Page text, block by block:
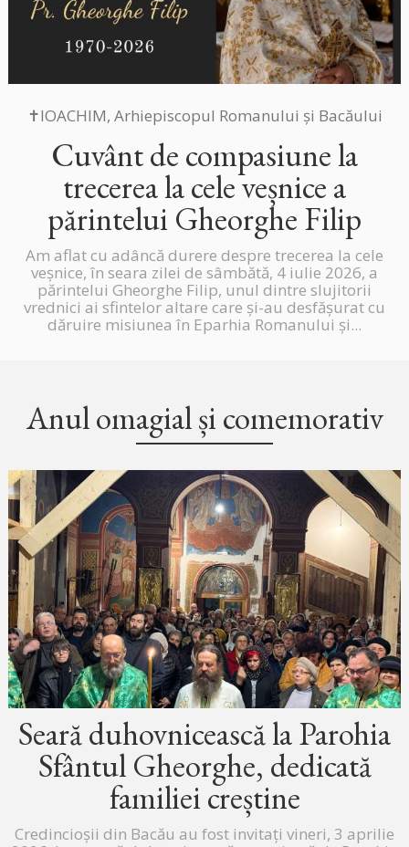
✝IOACHIM, Arhiepiscopul Romanului și Bacăului
Cuvânt de compasiune la
trecerea la cele veșnice a
părintelui Gheorghe Filip
Am aflat cu adâncă durere despre trecerea la cele
veșnice, în seara zilei de sâmbătă, 4 iulie 2026, a
părintelui Gheorghe Filip, unul dintre slujitorii
vrednici ai sfintelor altare care și-au desfășurat cu
dăruire misiunea în Eparhia Romanului și...
Anul omagial și comemorativ
Seară duhovnicească la Parohia
Sfântul Gheorghe, dedicată
familiei creștine
Credincioșii din Bacău au fost invitați vineri, 3 aprilie